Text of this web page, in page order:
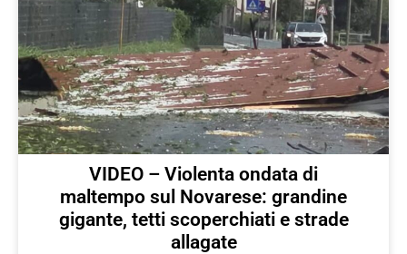
VIDEO – Violenta ondata di
maltempo sul Novarese: grandine
gigante, tetti scoperchiati e strade
allagate